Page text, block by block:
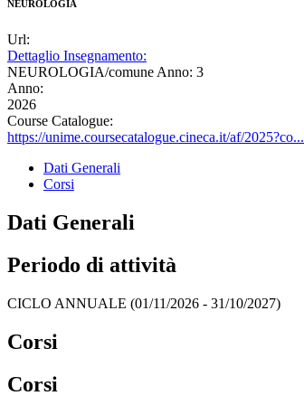
NEUROLOGIA
Url:
Dettaglio Insegnamento:
NEUROLOGIA/comune Anno: 3
Anno:
2026
Course Catalogue:
https://unime.coursecatalogue.cineca.it/af/2025?co...
Dati Generali
Corsi
Dati Generali
Periodo di attività
CICLO ANNUALE (01/11/2026 - 31/10/2027)
Corsi
Corsi